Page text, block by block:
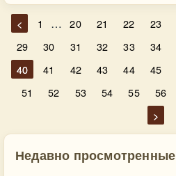
< 1 … 20 21 22 23
29
30 31 32 33 34
40
41 42 43 44 45
51
52 53 54 55 56
>
Недавно просмотренные